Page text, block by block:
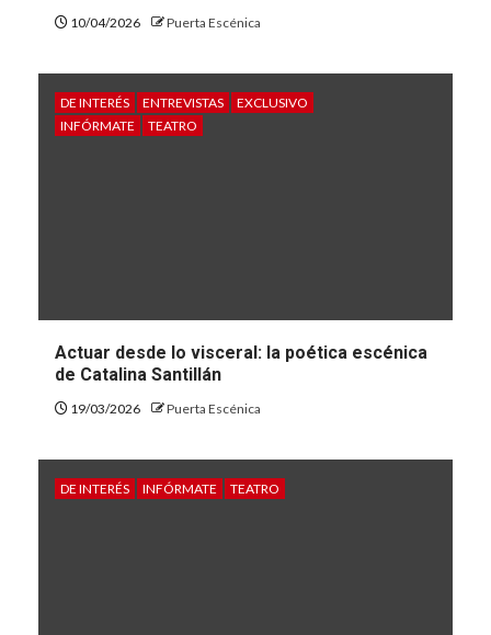
10/04/2026 Puerta Escénica
DE INTERÉS ENTREVISTAS
EXCLUSIVO
INFÓRMATE
TEATRO
Actuar desde lo visceral: la poética escénica
de Catalina Santillán
19/03/2026 Puerta Escénica
DE INTERÉS INFÓRMATE TEATRO